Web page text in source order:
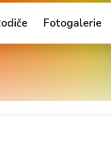
Fotogalerie